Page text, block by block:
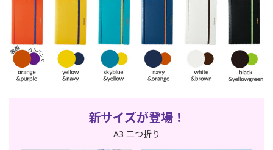
新サイズが登場！
A3 二つ折り